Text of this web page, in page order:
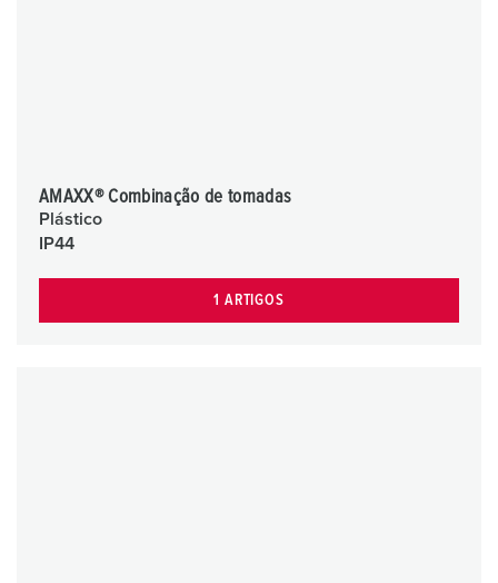
AMAXX® Combinação de tomadas
Plástico
IP44
1 ARTIGOS